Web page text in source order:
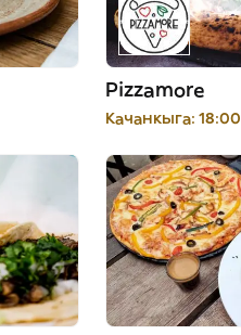
Pizzamore
Качанкыга: 18:00